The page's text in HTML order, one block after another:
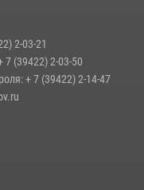
сотрудников Росгвардии
в решении конфликтной
1
2-03-21
7 (39422) 2-03-50
+ 7 (39422) 2-14-47